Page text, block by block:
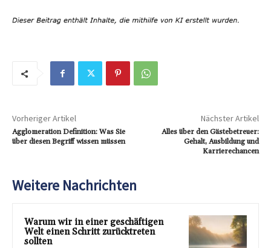
Vorheriger Artikel
Agglomeration Definition: Was Sie
über diesen Begriff wissen müssen
Nächster Artikel
Alles über den Gästebetreuer:
Gehalt, Ausbildung und
Karrierechancen
Weitere Nachrichten
Warum wir in einer geschäftigen
Welt einen Schritt zurücktreten
sollten